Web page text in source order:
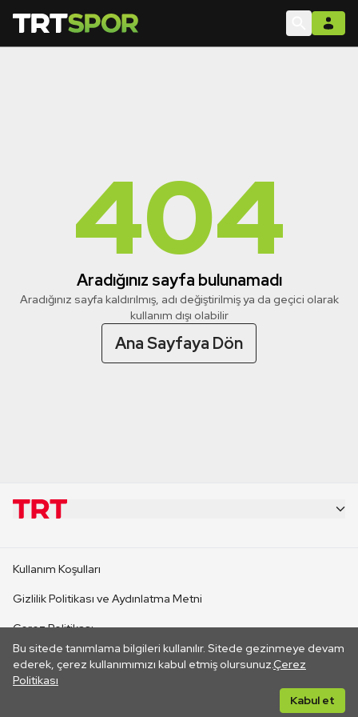
404
Aradığınız sayfa bulunamadı
Aradığınız sayfa kaldırılmış, adı değiştirilmiş ya da geçici olarak
kullanım dışı olabilir
Ana Sayfaya Dön
Bu sitede tanımlama bilgileri kullanılır. Sitede gezinmeye devam
ederek, çerez kullanımımızı kabul etmiş olursunuz.Çerez
Politikası
Kabul et
CANLI YAYINLAR
Kullanım Koşulları
Gizlilik Politikası ve Aydınlatma Metni
Çerez Politikası
İletişim
Her hakkı saklıdır. ©2026 TRT. Bağlantı yoluyla gidilen dış